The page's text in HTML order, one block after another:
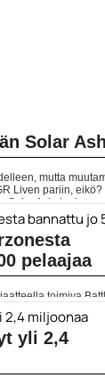
Solar Ash
mutta
Liven pariin, eikö?
Solar Ash, jonka
912213/
pelaajaa
toimiva
ulkona, ja peli on
tehtiin
738403/Call+of...
yli 2,4